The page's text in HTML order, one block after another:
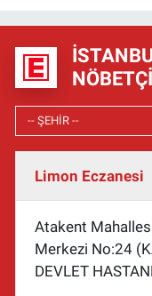
Limon Eczanesi
Atakent
Merkezi No:24
DEVLET